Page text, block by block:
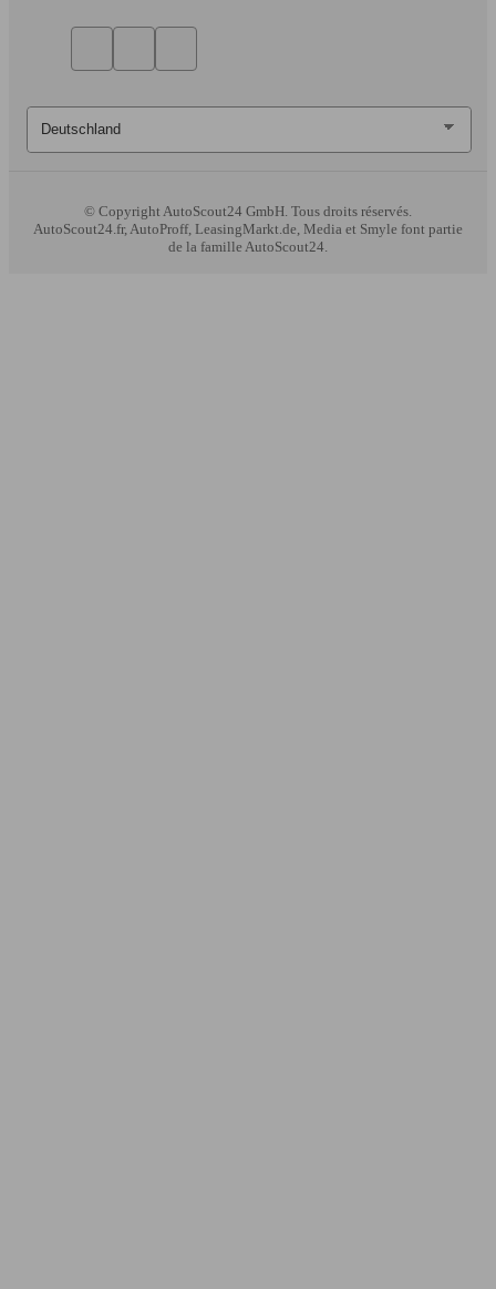
© Copyright AutoScout24 GmbH. Tous droits réservés.
AutoScout24.fr, AutoProff, LeasingMarkt.de, Media et Smyle font partie
de la famille AutoScout24.